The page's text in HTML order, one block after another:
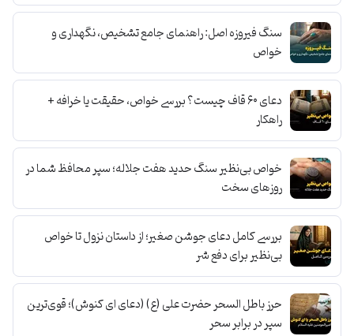
سنگ فیروزه اصل: راهنمای جامع تشخیص، نگهداری و
خواص
دعای ۶۰ قاف چیست؟ بررسی خواص، حقیقت یا خرافه +
راهکار
خواص بی‌نظیر سنگ حدید هفت جلاله؛ سپر محافظ شما در
روزهای سخت
بررسی کامل دعای جوشن صغیر؛ از داستان نزول تا خواص
بی‌نظیر برای دفع شر
حرز باطل‌ السحر حضرت علی (ع) (دعای ای کنوش)؛ قوی‌ترین
سپر در برابر سحر